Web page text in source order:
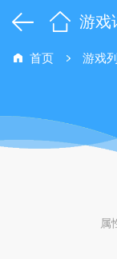
游戏
首页 游戏
属